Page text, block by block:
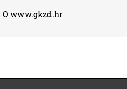
O www.gkzd.hr